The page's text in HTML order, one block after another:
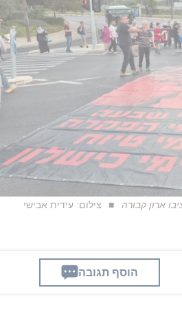
צילום: עידית אבישי
הוסף תגובה